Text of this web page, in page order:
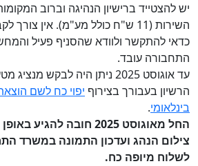
יש להצטייד ברישיון הנהיגה וברוב
השירות (11 ש"ח כולל מע"מ). אין
כדאי להתקשר ולוודא שהסניף פעיל
התחבורה עובד.
עד אוגוסט 2025 ניתן היה לבקש
הרשיון בעבורך בצירוף יפוי כח לשם
בינלאומי.
החל מאוגוסט 2025 חובה
צילום הנהג ועדכון התמונה במשרד
לשלוח מיופה כח.